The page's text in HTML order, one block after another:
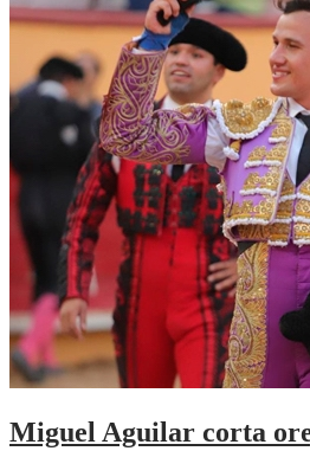
Miguel Aguilar corta